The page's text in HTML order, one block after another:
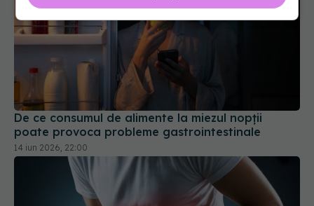
De ce consumul de alimente la miezul nopții
poate provoca probleme gastrointestinale
14 iun 2026, 22:00